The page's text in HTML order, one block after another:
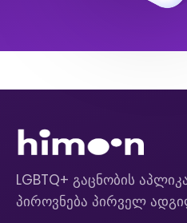
LGBTQ+ გაცნობის
პიროვნება პირველ